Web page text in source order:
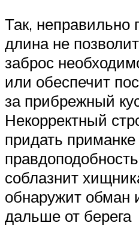
Так, неправильно
длина не
заброс
или обеспечит
за прибрежный
Некорректный
придать
соблазнит
обнаружит обман
дальше от берега